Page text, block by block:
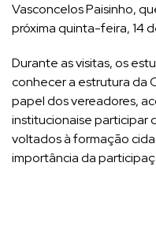
Vasconcelos Paisinho,
próxima quinta-feira, 14
Durante as visitas, os
conhecer a estrutura da
papel dos vereadores,
institucionaise participar
voltados à formação
importância da